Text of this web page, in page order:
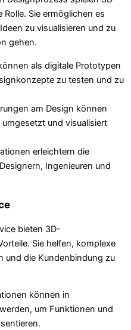
Sie ermöglichen es
zu visualisieren und zu
gehen.
als digitale Prototypen
zu testen und zu
am Design können
und visualisiert
erleichtern die
Ingenieuren und
bieten 3D-
Sie helfen, komplexe
und die Kundenbindung zu
können in
um Funktionen und